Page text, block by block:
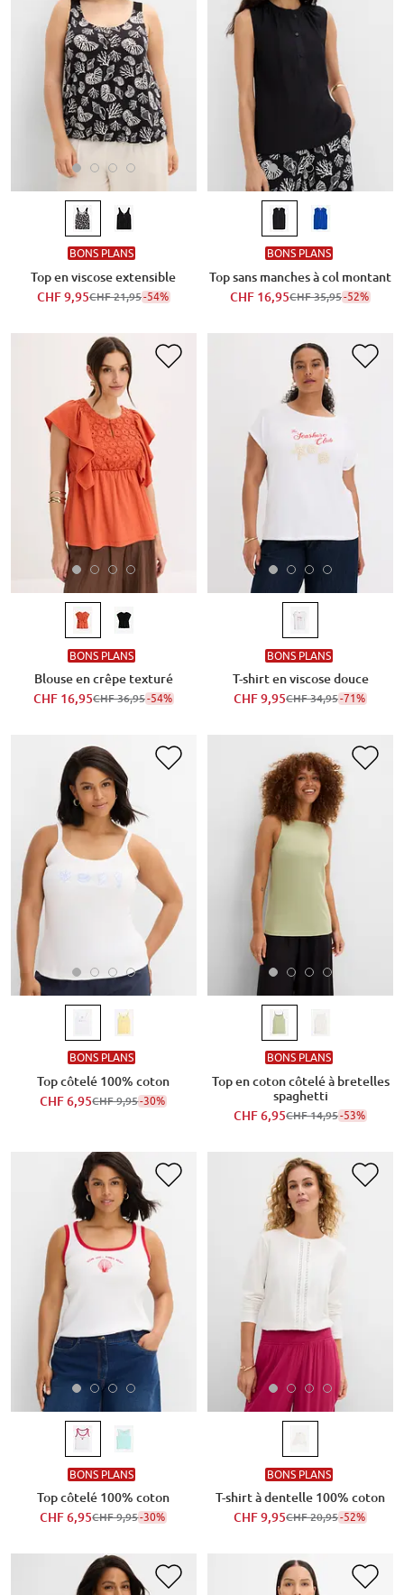
BONS PLANS
Top en viscose extensible
CHF 9,95CHF 21,95-54%
BONS PLANS
Top sans manches à col montant
CHF 16,95CHF 35,95-52%
BONS PLANS
Blouse en crêpe texturé
CHF 16,95CHF 36,95-54%
BONS PLANS
T-shirt en viscose douce
CHF 9,95CHF 34,95-71%
BONS PLANS
Top côtelé 100% coton
CHF 6,95CHF 9,95-30%
BONS PLANS
Top en coton côtelé à bretelles
spaghetti
CHF 6,95CHF 14,95-53%
BONS PLANS
Top côtelé 100% coton
CHF 6,95CHF 9,95-30%
BONS PLANS
T-shirt à dentelle 100% coton
CHF 9,95CHF 20,95-52%